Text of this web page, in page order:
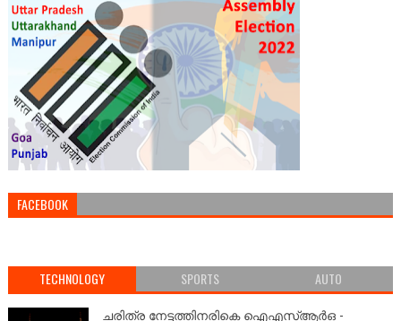
FACEBOOK
TECHNOLOGY SPORTS AUTO
ചരിത്ര നേട്ടത്തിനരികെ ഐഎസ്ആർഒ -